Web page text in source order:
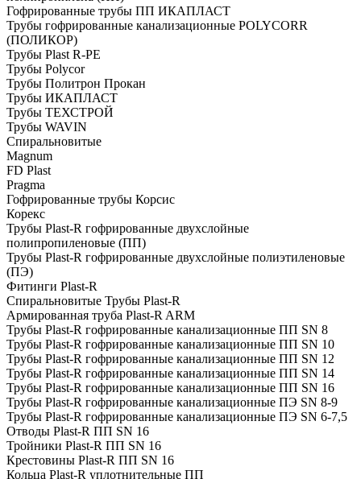
Гофрированные трубы ПП ИКАПЛАСТ
Трубы гофрированные канализационные POLYCORR
(ПОЛИКОР)
Трубы Plast R-PE
Трубы Polycor
Трубы Политрон Прокан
Трубы ИКАПЛАСТ
Трубы ТЕХСТРОЙ
Трубы WAVIN
Спиральновитые
Magnum
FD Plast
Pragma
Гофрированные трубы Корсис
Корекс
Трубы Plast-R гофрированные двухслойные
полипропиленовые (ПП)
Трубы Plast-R гофрированные двухслойные полиэтиленовые
(ПЭ)
Фитинги Plast-R
Спиральновитые Трубы Plast-R
Армированная труба Plast-R ARM
Трубы Plast-R гофрированные канализационные ПП SN 8
Трубы Plast-R гофрированные канализационные ПП SN 10
Трубы Plast-R гофрированные канализационные ПП SN 12
Трубы Plast-R гофрированные канализационные ПП SN 14
Трубы Plast-R гофрированные канализационные ПП SN 16
Трубы Plast-R гофрированные канализационные ПЭ SN 8-9
Трубы Plast-R гофрированные канализационные ПЭ SN 6-7,5
Отводы Plast-R ПП SN 16
Тройники Plast-R ПП SN 16
Крестовины Plast-R ПП SN 16
Кольца Plast-R уплотнительные ПП